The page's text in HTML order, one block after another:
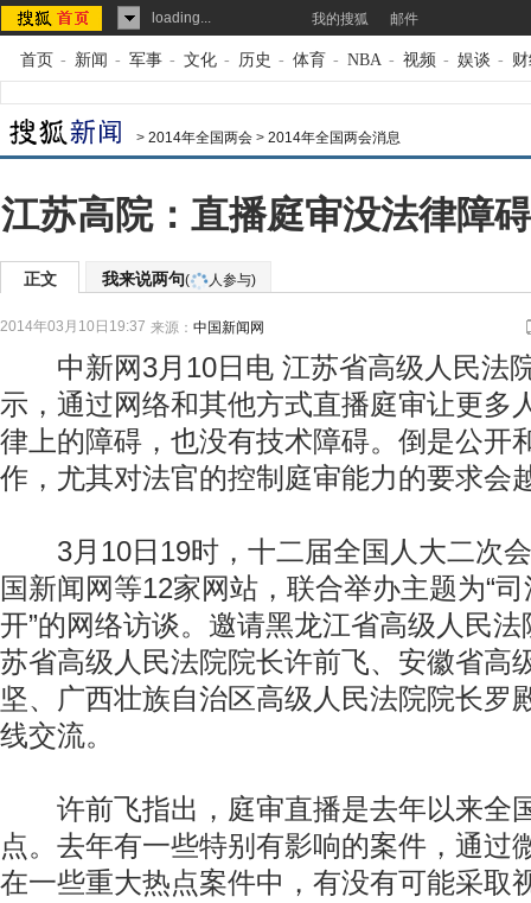
loading... 我的搜狐 邮件
首页 - 新闻 - 军事 - 文化 - 历史 - 体育 - NBA - 视频 - 娱谈 -
> 2014年全国两会 > 2014年全国两会消息
江苏高院：直播庭审没法律障
正文 我来说两句( 人参与)
2014年03月10日19:37 来源： 中国新闻网
中新网3月10日电 江苏省高级人民法
示，通过网络和其他方式直播庭审让更多
律上的障碍，也没有技术障碍。倒是公开
作，尤其对法官的控制庭审能力的要求会
3月10日19时，十二届全国人大二次会
国新闻网等12家网站，联合举办主题为“
开”的网络访谈。邀请黑龙江省高级人民
苏省高级人民法院院长许前飞、安徽省高
坚、广西壮族自治区高级人民法院院长罗
线交流。
许前飞指出，庭审直播是去年以来全
点。去年有一些特别有影响的案件，通过
在一些重大热点案件中，有没有可能采取